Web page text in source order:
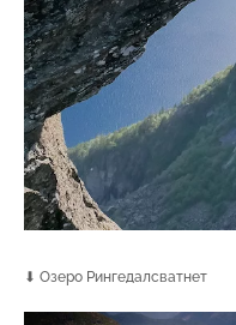
⬇ Озеро Рингедалсватнет